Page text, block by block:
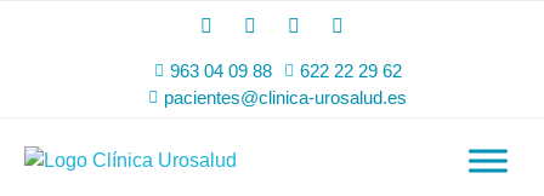
963 04 09 88
622 22 29 62
pacientes@clinica-urosalud.es